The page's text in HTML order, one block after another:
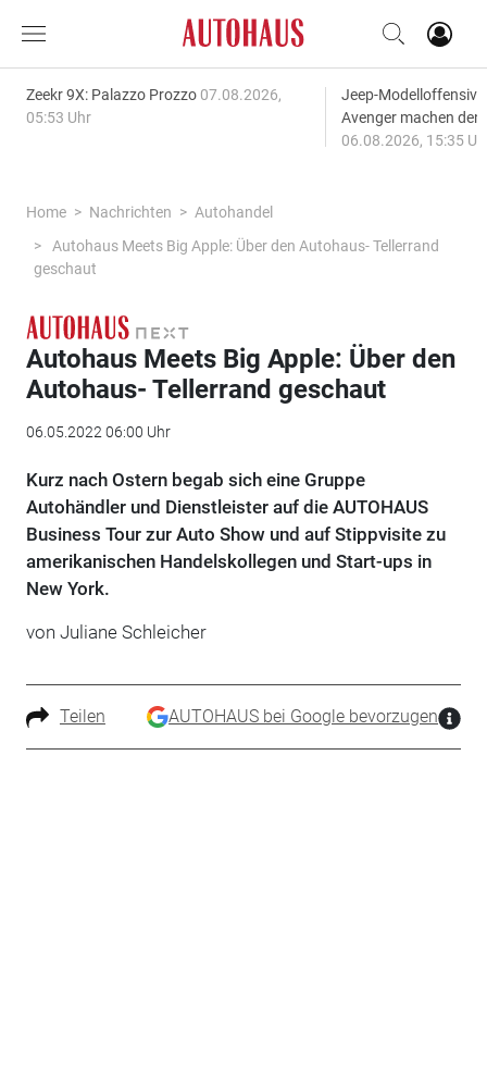
Zeekr 9X: Palazzo Prozzo 07.08.2026,
05:53 Uhr
Jeep-
Avenger machen
06.08.2026, 15:35
Home Nachrichten
Autohandel
Autohaus Meets Big Apple: Über den Autohaus- Tellerrand
geschaut
Autohaus Meets Big Apple: Über den
Autohaus- Tellerrand geschaut
06.05.2022 06:00 Uhr
Kurz nach Ostern begab sich eine Gruppe
Autohändler und Dienstleister auf die AUTOHAUS
Business Tour zur Auto Show und auf Stippvisite zu
amerikanischen Handelskollegen und Start-ups in
New York.
von Juliane Schleicher
Teilen AUTOHAUS bei Google bevorzugen